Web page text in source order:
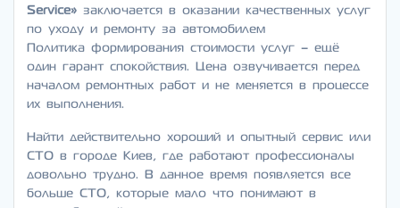
Service» заключается в оказании качественных услуг
по уходу и ремонту за автомобилем
Политика формирования стоимости услуг – ещё
один гарант спокойствия. Цена озвучивается перед
началом ремонтных работ и не меняется в процессе
их выполнения.
Найти действительно хороший и опытный сервис или
СТО в городе Киев, где работают профессионалы
довольно трудно. В данное время появляется все
больше СТО, которые мало что понимают в